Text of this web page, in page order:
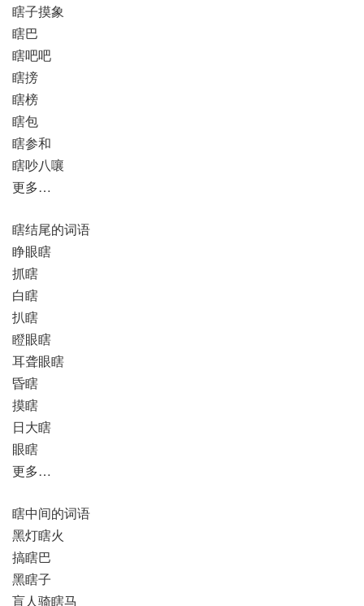
瞎子摸象
瞎巴
瞎吧吧
瞎搒
瞎榜
瞎包
瞎参和
瞎吵八嚷
更多…
瞎结尾的词语
睁眼瞎
抓瞎
白瞎
扒瞎
瞪眼瞎
耳聋眼瞎
昏瞎
摸瞎
日大瞎
眼瞎
更多…
瞎中间的词语
黑灯瞎火
搞瞎巴
黑瞎子
盲人骑瞎马